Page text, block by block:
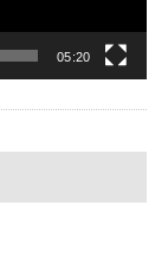
05:20